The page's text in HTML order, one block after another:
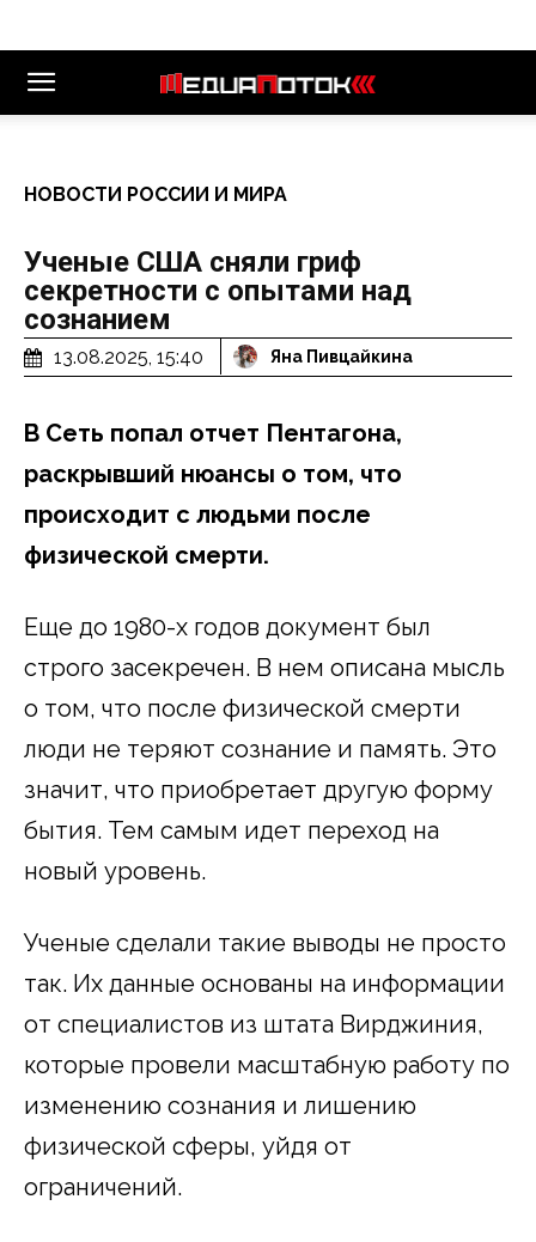
НОВОСТИ РОССИИ И МИРА
Ученые США сняли гриф
секретности с опытами над
сознанием
13.08.2025, 15:40 Яна Пивцайкина
В Сеть попал отчет Пентагона,
раскрывший нюансы о том, что
происходит с людьми после
физической смерти.
Еще до 1980-х годов документ был
строго засекречен. В нем описана мысль
о том, что после физической смерти
люди не теряют сознание и память. Это
значит, что приобретает другую форму
бытия. Тем самым идет переход на
новый уровень.
Ученые сделали такие выводы не просто
так. Их данные основаны на информации
от специалистов из штата Вирджиния,
которые провели масштабную работу по
изменению сознания и лишению
физической сферы, уйдя от
ограничений.